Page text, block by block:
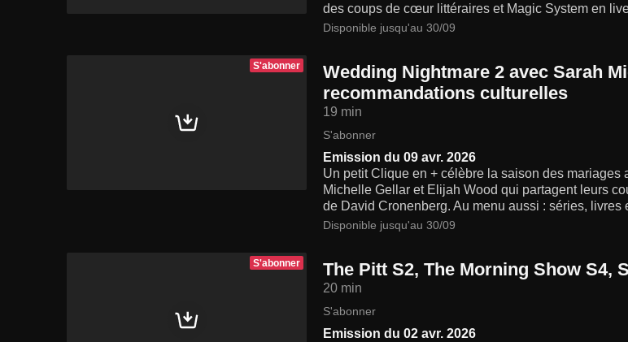
des coups de cœur littéraires et Magic System en
Disponible jusqu'au 30/09
S'abonner
Wedding Nightmare 2 avec Sarah
recommandations culturelles
19 min
S'abonner
Emission du 09 avr. 2026
Un petit Clique en + célèbre la saison des
Michelle Gellar et Elijah Wood qui partagent leurs
de David Cronenberg. Au menu aussi : séries, livres
Disponible jusqu'au 30/09
S'abonner The Pitt S2, The Morning Show S4,
20 min
S'abonner
Emission du 02 avr. 2026